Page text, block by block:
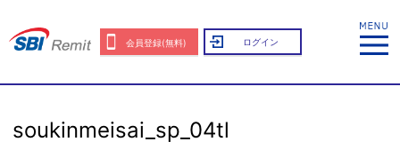
会員登録(無料) ログイン
soukinmeisai_sp_04tl